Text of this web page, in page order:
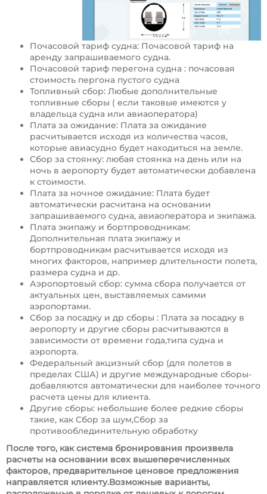
Почасовой тариф судна: Почасовой тариф на
аренду запрашиваемого судна.
Почасовой тариф перегона судна : почасовая
стоимость пергона пустого судна
Топливный сбор: Любые дополнительные
топливные сборы ( если таковые имеются у
владельца судна или авиаоператора)
Плата за ожидание: Плата за ожидание
расчитывается исходя из количества часов,
которые авиасудно будет находиться на земле.
Сбор за стоянку: любая стоянка на день или на
ночь в аеропорту будет автоматически добавлена
к стоимости.
Плата за ночное ожидание: Плата будет
автоматически расчитана на основании
запрашиваемого судна, авиаоператора и экипажа.
Плата экипажу и бортпроводникам:
Дополнительная плата экипажу и
бортпроводникам расчитывается исходя из
многих факторов, например длительности полета,
размера судна и др.
Аэропортовый сбор: сумма сбора получается от
актуальных цен, выставляемых самими
аэропортами.
Сбор за посадку и др сборы : Плата за посадку в
аеропорту и другие сборы расчитываются в
зависимости от времени года,типа судна и
аэропорта.
Федеральный акцизный сбор (для полетов в
пределах США) и другие международные сборы-
добавляются автоматически для наиболее точного
расчета цены для клиента.
Другие сборы: небольшие более редкие сборы
такие, как Сбор за шум,Сбор за
противооблединительную обработку
После того, как система бронирования произвела
расчеты на основании всех вышеперечисленных
факторов, предварительное ценовое предложения
направляется клиенту.Возможные варианты,